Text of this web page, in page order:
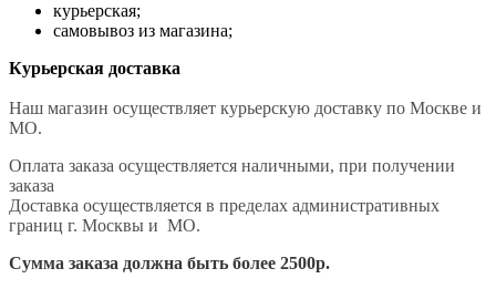
курьерская;
самовывоз из магазина;
Курьерская доставка
Наш магазин осуществляет курьерскую доставку по Москве и
МО.
Оплата заказа осуществляется наличными, при получении
заказа
Доставка осуществляется в пределах административных
границ г. Москвы и МО.
Сумма заказа должна быть более 2500р.